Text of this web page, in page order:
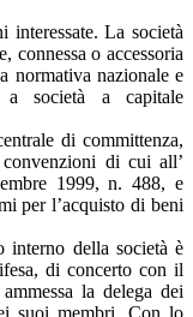
interessate. La società
connessa o accessoria
normativa nazionale e
a società a capitale
di committenza,
di cui all’
1999, n. 488, e
per l’acquisto di beni
interno della società è
di concerto con il
la delega dei
suoi membri. Con lo